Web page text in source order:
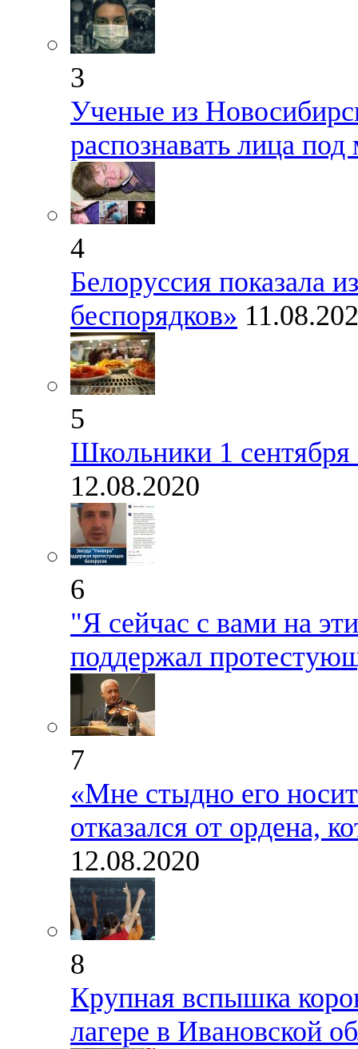
3
Ученые из
распознавать лица под
4
Белоруссия показала
беспорядков»
5
Школьники 1 сентября
12.08.2020
6
"Я сейчас с вами на
поддержал
7
«Мне стыдно его
отказался от ордена,
12.08.2020
8
Крупная вспышка
лагере в Ивановской